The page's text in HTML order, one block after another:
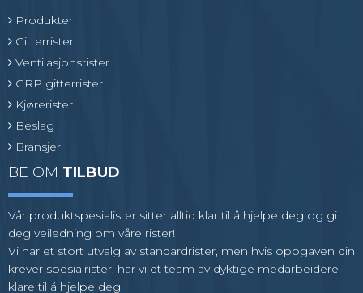
Produkter
Gitterrister
Ventilasjonsrister
GRP gitterrister
Kjørerister
Beslag
Bransjer
BE OM TILBUD
Vår produktspesialister sitter alltid klar til å hjelpe deg og gi
deg veiledning om våre rister!
Vi har et stort utvalg av standardrister, men hvis oppgaven din
krever spesialrister, har vi et team av dyktige medarbeidere
klare til å hjelpe deg.